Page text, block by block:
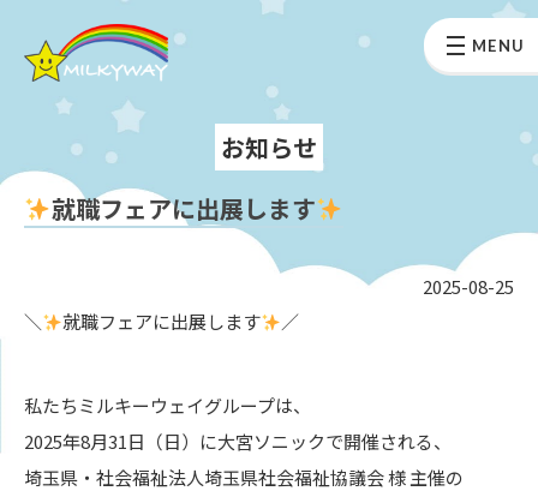
MENU
お知らせ
就職フェアに出展します
2025-08-25
＼
就職フェアに出展します ／
私たちミルキーウェイグループは、
2025年8月31日（日）に大宮ソニックで開催される、
埼玉県・社会福祉法人埼玉県社会福祉協議会 様 主催の